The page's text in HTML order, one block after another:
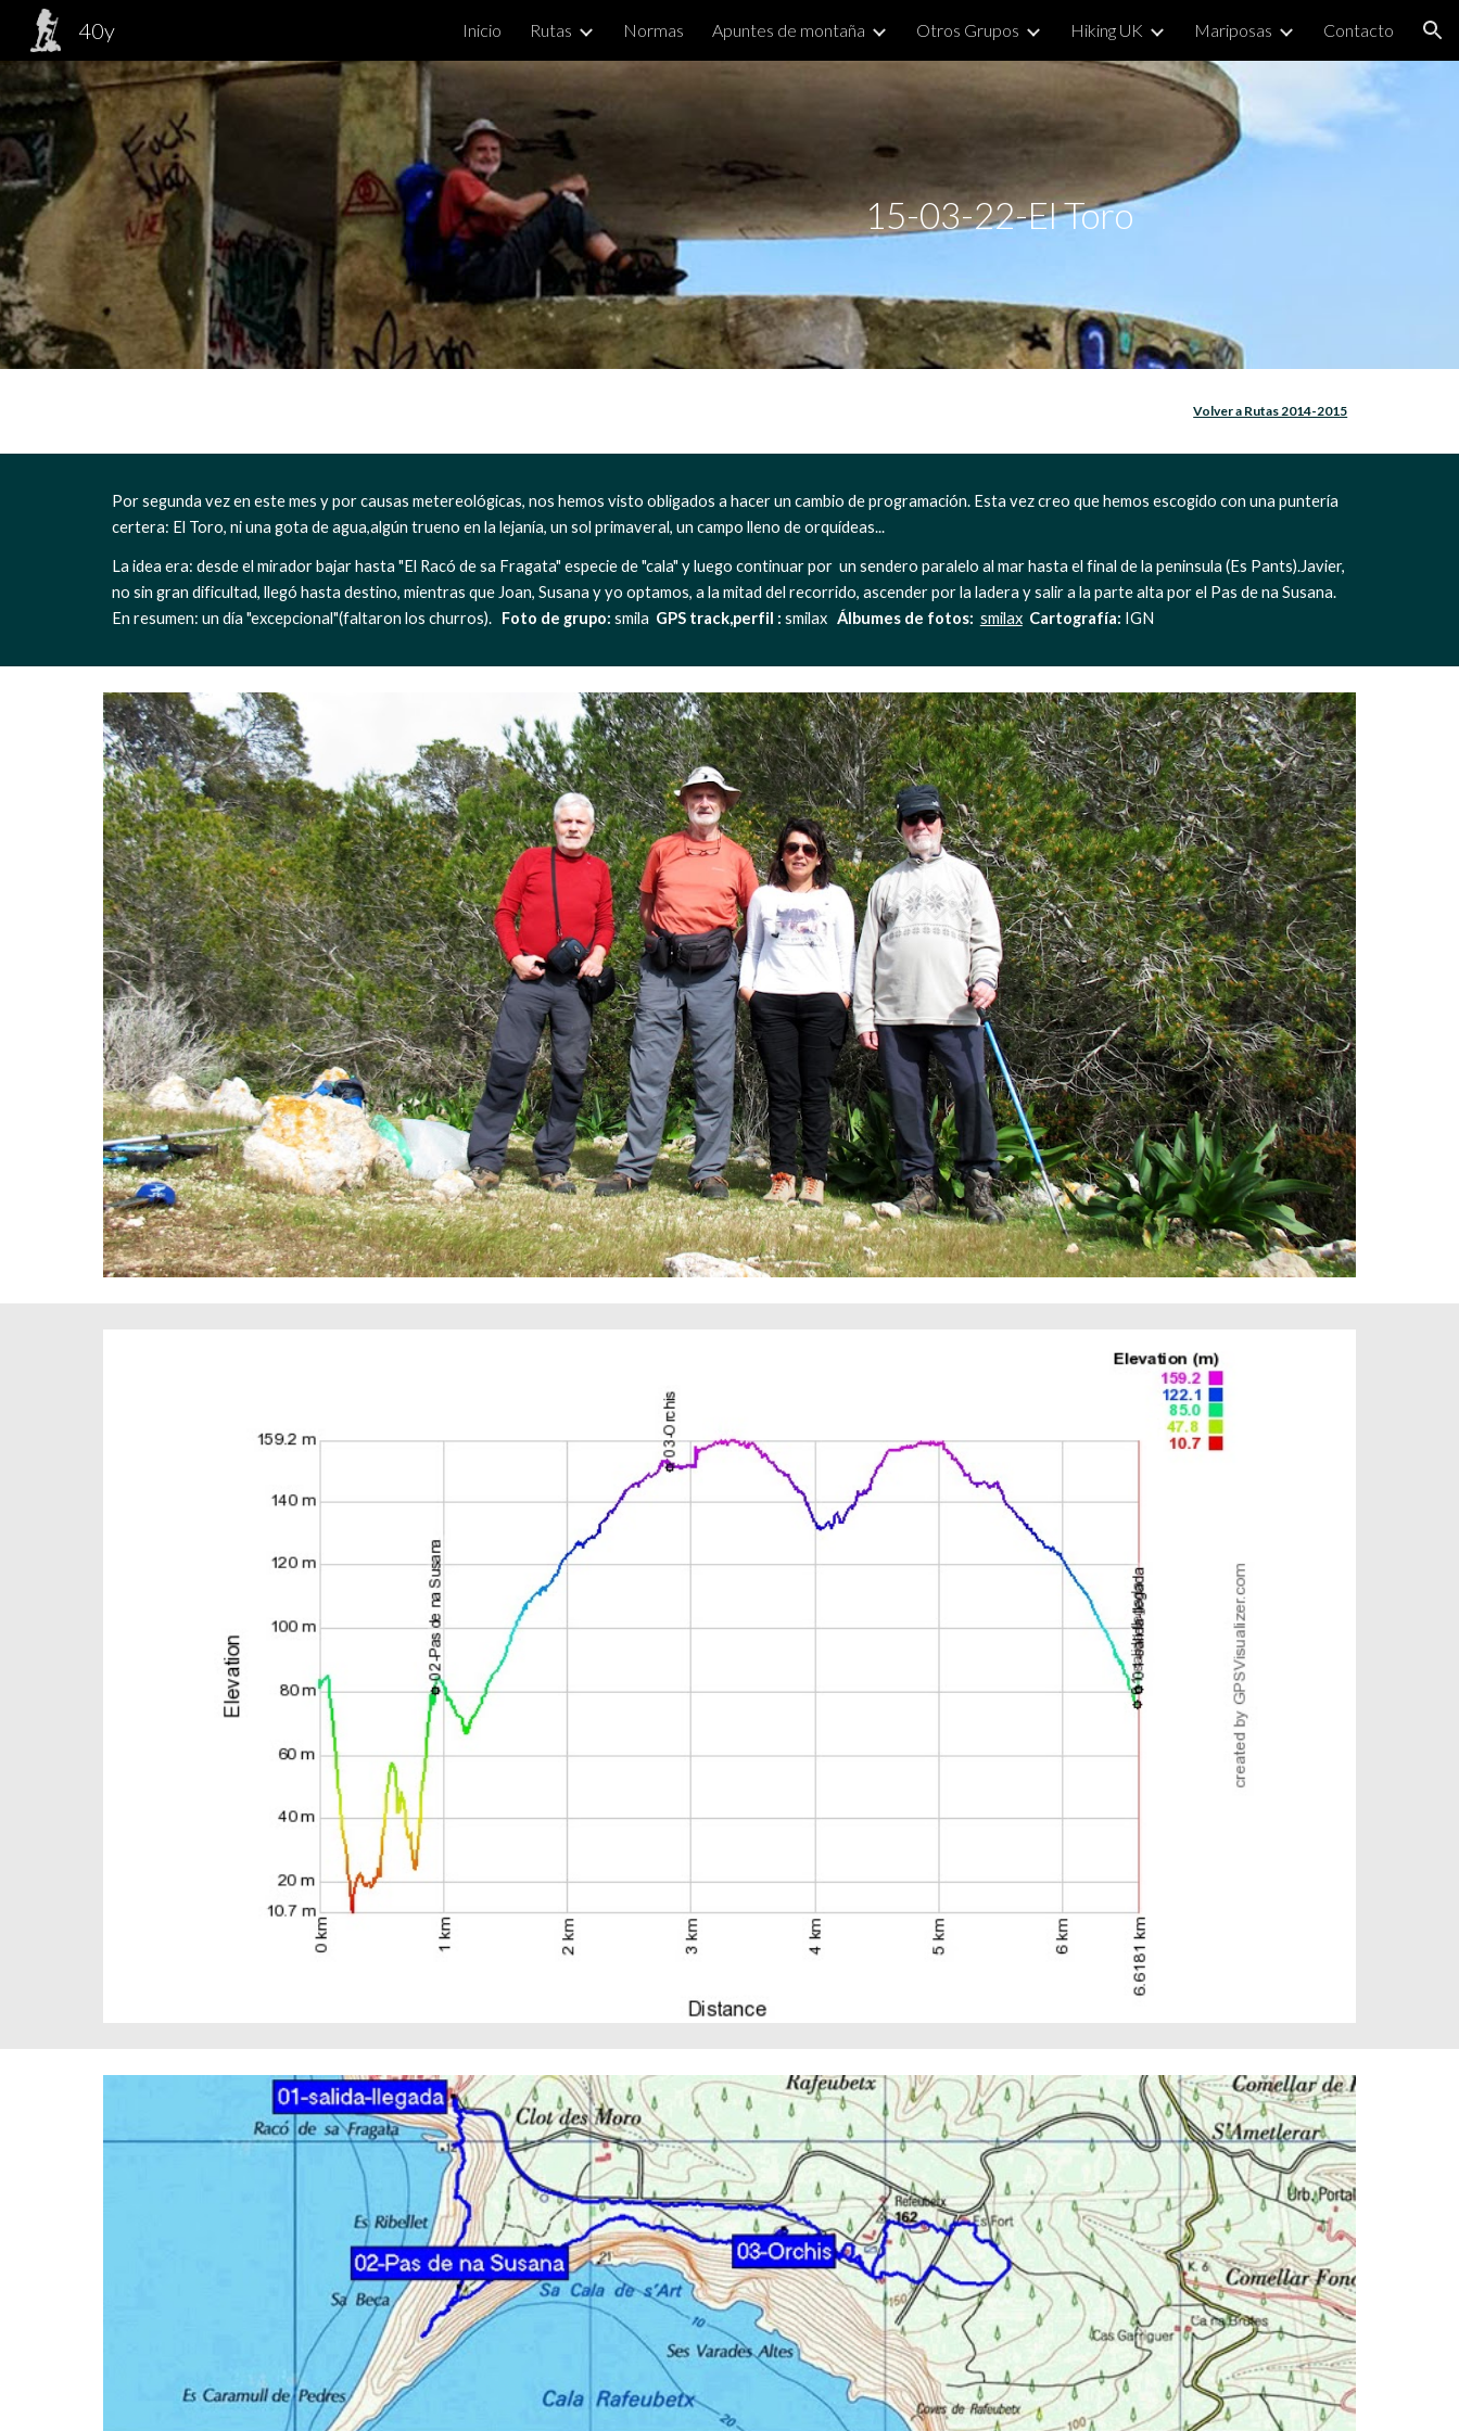
Skip to main content Skip to navigation
40y Inicio Rutas Normas Apuntes de montaña Otros Grupos Hiking UK Mariposas Contacto
15-03-22-El Toro
Volver a Rutas 2014-2015
Por segunda vez en este mes y por causas metereológicas, nos hemos visto obligados a hacer un cambio de programación. Esta vez creo que hemos escogido con una puntería
certera: El Toro, ni una gota de agua,algún trueno en la lejanía, un sol primaveral, un campo lleno de orquídeas...
La idea era: desde el mirador bajar hasta "El Racó de sa Fragata" especie de "cala" y luego continuar por  un sendero paralelo al mar hasta el final de la peninsula (Es Pants).Javier,
no sin gran dificultad, llegó hasta destino, mientras que Joan, Susana y yo optamos, a la mitad del recorrido, ascender por la ladera y salir a la parte alta por el Pas de na Susana.
En resumen: un día "excepcional"(faltaron los churros). Foto de grupo: smila GPS track,perfil : smilax Álbumes de fotos: smilax Cartografía: IGN